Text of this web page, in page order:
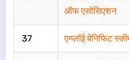
ऑफ एसोसिएशन
37 एम्प्लॉई बेनिफिट